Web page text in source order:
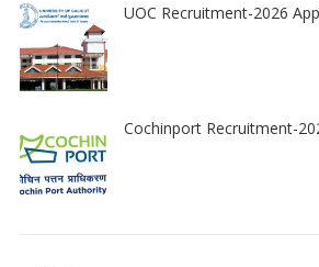
UOC Recruitment-2026
Cochinport Recruitment-